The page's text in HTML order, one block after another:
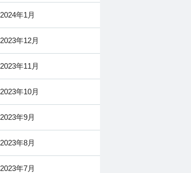
2024年1月
2023年12月
2023年11月
2023年10月
2023年9月
2023年8月
2023年7月